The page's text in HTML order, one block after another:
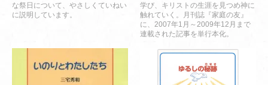
な祭日について、やさしくていねい
に説明しています。
学び、キリストの生涯を見つめ神に
触れていく。月刊誌『家庭の友』
に、2007年1月～2009年12月まで
連載された記事を単行本化。